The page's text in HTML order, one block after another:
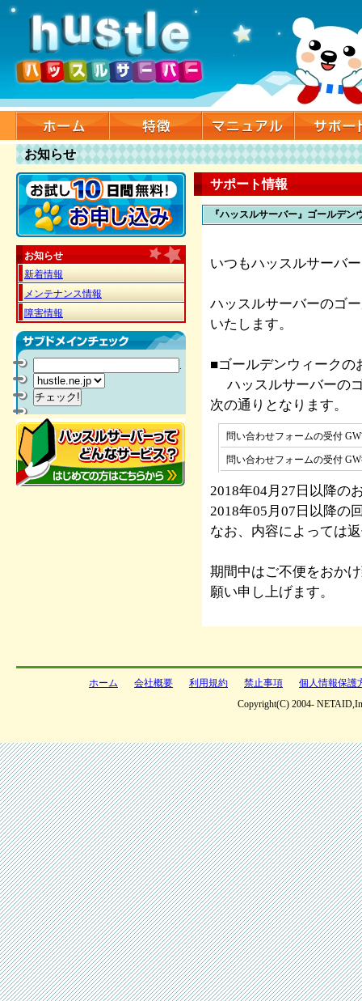
お知らせ
お知らせ
新着情報
メンテナンス情報
障害情報
.
サポート情報
『ハッスルサーバー』ゴールデ
いつもハッスルサーバ
ハッスルサーバーのゴ
いたします。
■ゴールデンウィークの
ハッスルサーバーの
次の通りとなります。
問い合わせフォームの受付
問い合わせフォームの受付
2018年04月27日以降の
2018年05月07日以降の
なお、内容によっては
期間中はご不便をおか
願い申し上げます。
ホーム 会社概要 利用規約 禁止事項
個人情報保護
Copyright(C) 2004-